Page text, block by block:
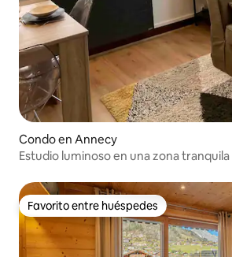
Condo en Annecy
Estudio luminoso en una zona
Favorito entre huéspedes
Favorito entre huéspedes